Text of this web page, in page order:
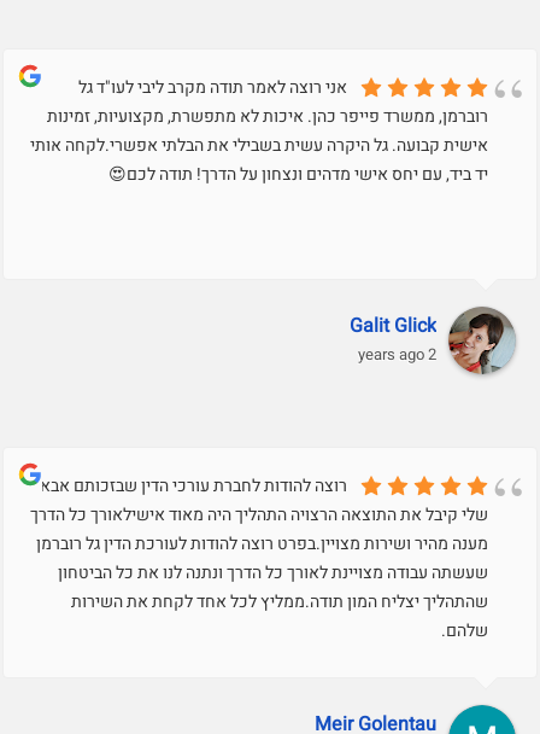
אני רוצה לאמר תודה מקרב ליבי לעו"ד גל
רוברמן, ממשרד פייפר כהן. איכות לא מתפשרת, מקצועיות, זמינות
אישית קבועה. גל היקרה עשית בשבילי את הבלתי אפשרי.לקחה אותי
יד ביד, עם יחס אישי מדהים ונצחון על הדרך! תודה לכם😍
Galit Glick
2 years ago
רוצה להודות לחברת עורכי הדין שבזכותם אבא
שלי קיבל את התוצאה הרצויה התהליך היה מאוד אישילאורך כל הדרך
מענה מהיר ושירות מצויין.בפרט רוצה להודות לעורכת הדין גל רוברמן
שעשתה עבודה מצויינת לאורך כל הדרך ונתנה לנו את כל הביטחון
שהתהליך יצליח המון תודה.ממליץ לכל אחד לקחת את השירות
שלהם.
Meir Golentau